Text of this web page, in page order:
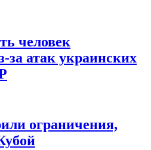
человек
за атак украинских
ограничения,